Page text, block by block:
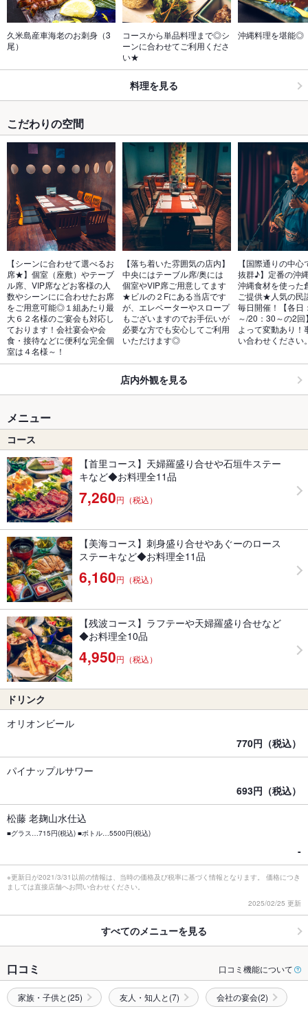
久米島産車海老のお刺身（3
尾）
コースから単品料理まで◎シ
ーンに合わせてご利用くださ
い★
沖縄料理を堪能◎
料理を見る
こだわりの空間
【シーンに合わせて選べるお
席★】個室（座敷）やテーブ
ル席、VIP席などお客様の人
数やシーンにに合わせたお席
をご用意可能◎１組あたり最
大６２名様のご宴会も対応し
ております！会社宴会や会
食・接待などに便利な完全個
室は４名様～！
【落ち着いた雰囲気の店内】
中央にはテーブル席/奥には
個室やVIP席ご用意してます
★ビルの２Fにある当店です
が、エレベーターやスロープ
もございますのでお手伝いが
必要な方でも安心してご利用
いただけます◎
【国際通りの中
抜群♪】定番の沖
沖縄食材を使った
ご提供★人気の民
毎日開催！【各日
～/20：30～の2
よって変動あり！
い合わせください
店内外観を見る
メニュー
コース
【首里コース】天婦羅盛り合せや石垣牛ステー
キなど◆お料理全11品
7,260円（税込）
【美海コース】刺身盛り合せやあぐーのロース
ステーキなど◆お料理全11品
6,160円（税込）
【残波コース】ラフテーや天婦羅盛り合せなど
◆お料理全10品
4,950円（税込）
ドリンク
オリオンビール
770円（税込）
パイナップルサワー
693円（税込）
松藤 老麹山水仕込
■グラス…715円(税込) ■ボトル…5500円(税込)
-
※更新日が2021/3/31以前の情報は、当時の価格及び税率に基づく情報となります。 価格につき
ましては直接店舗へお問い合わせください。
2025/02/25 更新
すべてのメニューを見る
口コミ 口コミ機能について
家族・子供と(25) 友人・知人と(7) 会社の宴会(2)